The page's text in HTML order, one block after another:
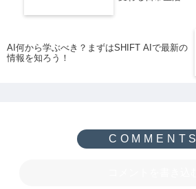
AI何から学ぶべき？まずはSHIFT AIで最新の
情報を知ろう！